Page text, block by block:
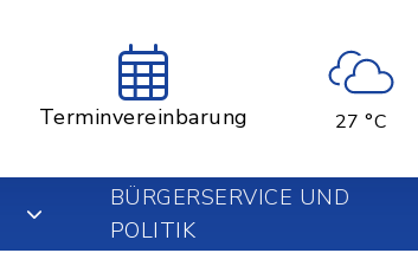
Terminvereinbarung 27 °C
BÜRGERSERVICE UND
POLITIK